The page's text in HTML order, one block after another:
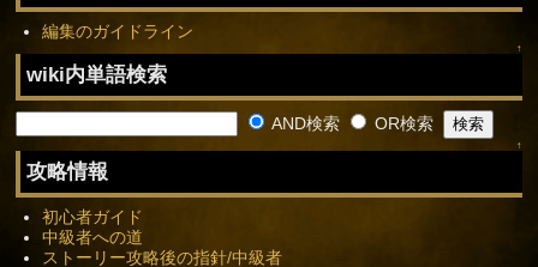
編集のガイドライン
↑
wiki内単語検索
AND検索 OR検索
↑
攻略情報
初心者ガイド
中級者への道
ストーリー攻略後の指針/中級者